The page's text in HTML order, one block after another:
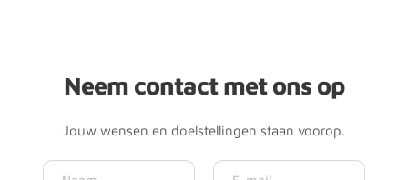
Neem contact met ons op
Jouw wensen en doelstellingen staan voorop.